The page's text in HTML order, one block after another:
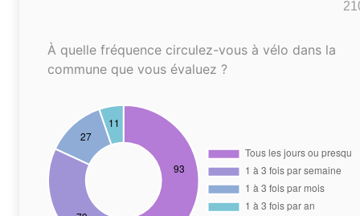
À quelle fréquence circulez-vous à vélo dans la
commune que vous évaluez ?